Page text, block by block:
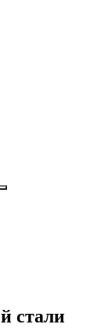
стали